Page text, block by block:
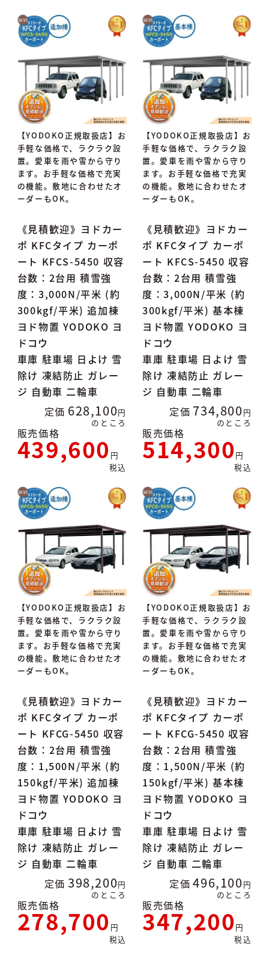
【YODOKO正規取扱店】お
手軽な価格で、ラクラク設
置。愛車を雨や雪から守り
ます。お手軽な価格で充実
の機能。敷地に合わせたオ
ーダーもOK。
《見積歓迎》ヨドカー
ポ KFCタイプ カーポ
ート KFCS-5450 収容
台数：2台用 積雪強
度：3,000N/平米 (約
300kgf/平米) 追加棟
ヨド物置 YODOKO ヨ
ドコウ
車庫 駐車場 日よけ 雪
除け 凍結防止 ガレー
ジ 自動車 二輪車
定価 628,100
のところ
販売価格
439,600
税込
【YODOKO正規取扱店】お
手軽な価格で、ラクラク設
置。愛車を雨や雪から守り
ます。お手軽な価格で充実
の機能。敷地に合わせたオ
ーダーもOK。
《見積歓迎》ヨドカー
ポ KFCタイプ カーポ
ート KFCS-5450 収容
台数：2台用 積雪強
度：3,000N/平米 (約
300kgf/平米) 基本棟
ヨド物置 YODOKO ヨ
ドコウ
車庫 駐車場 日よけ 雪
除け 凍結防止 ガレー
ジ 自動車 二輪車
定価 734,800
のところ
販売価格
514,300
税込
【YODOKO正規取扱店】お
手軽な価格で、ラクラク設
置。愛車を雨や雪から守り
ます。お手軽な価格で充実
の機能。敷地に合わせたオ
ーダーもOK。
《見積歓迎》ヨドカー
ポ KFCタイプ カーポ
ート KFCG-5450 収容
台数：2台用 積雪強
度：1,500N/平米 (約
150kgf/平米) 追加棟
ヨド物置 YODOKO ヨ
ドコウ
車庫 駐車場 日よけ 雪
除け 凍結防止 ガレー
ジ 自動車 二輪車
定価 398,200
のところ
販売価格
278,700
税込
【YODOKO正規取扱店】お
手軽な価格で、ラクラク設
置。愛車を雨や雪から守り
ます。お手軽な価格で充実
の機能。敷地に合わせたオ
ーダーもOK。
《見積歓迎》ヨドカー
ポ KFCタイプ カーポ
ート KFCG-5450 収容
台数：2台用 積雪強
度：1,500N/平米 (約
150kgf/平米) 基本棟
ヨド物置 YODOKO ヨ
ドコウ
車庫 駐車場 日よけ 雪
除け 凍結防止 ガレー
ジ 自動車 二輪車
定価 496,100
のところ
販売価格
347,200
税込